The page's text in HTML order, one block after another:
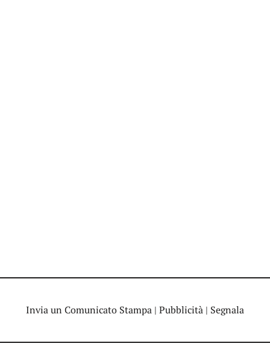
Invia un Comunicato Stampa | Pubblicità | Segnala